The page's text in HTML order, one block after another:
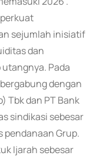
sejumlah inisiatif
dan
Pada
dengan
Tbk dan PT Bank
sindikasi sebesar
pendanaan Grup.
Ijarah sebesar